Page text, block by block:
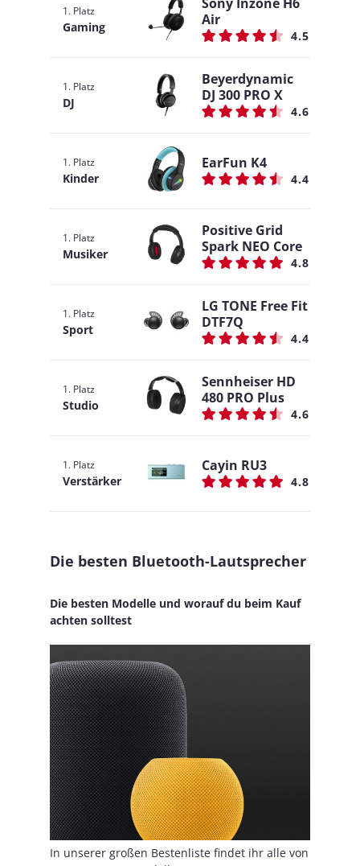
1. Platz
Gaming
Air
4.5
1. Platz
DJ
Beyerdynamic
DJ 300 PRO X
4.6
1. Platz
Kinder
EarFun K4
4.4
1. Platz
Musiker
Positive Grid
Spark NEO Core
4.8
1. Platz
Sport
LG TONE Free Fit
DTF7Q
4.4
1. Platz
Studio
Sennheiser HD
480 PRO Plus
4.6
1. Platz
Verstärker
Cayin RU3
4.8
Die besten Bluetooth-Lautsprecher
Die besten Modelle und worauf du beim Kauf
achten solltest
In unserer großen Bestenliste findet ihr alle von